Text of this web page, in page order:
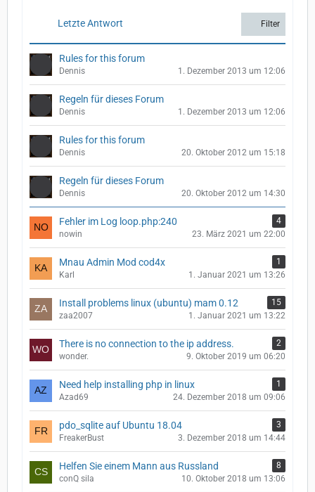
Letzte Antwort Filter
Rules for this forum
Dennis 1. Dezember 2013 um 12:06
Regeln für dieses Forum
Dennis 1. Dezember 2013 um 12:06
Rules for this forum
Dennis 20. Oktober 2012 um 15:18
Regeln für dieses Forum
Dennis 20. Oktober 2012 um 14:30
Fehler im Log loop.php:240
4
nowin
23. März 2021 um 22:00
Mnau Admin Mod cod4x
1
Karl
1. Januar 2021 um 13:26
Install problems linux (ubuntu) mam 0.12
15
zaa2007
1. Januar 2021 um 13:22
There is no connection to the ip address.
2
wonder.
9. Oktober 2019 um 06:20
Need help installing php in linux
1
Azad69
24. Dezember 2018 um 09:06
pdo_sqlite auf Ubuntu 18.04
3
FreakerBust
3. Dezember 2018 um 14:44
Helfen Sie einem Mann aus Russland
8
conQ sila
10. Oktober 2018 um 13:06